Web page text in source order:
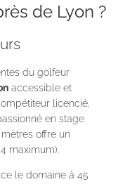
de Lyon ?
du golfeur
accessible et
licencié,
en stage
offre un
maximum).
le domaine à 45